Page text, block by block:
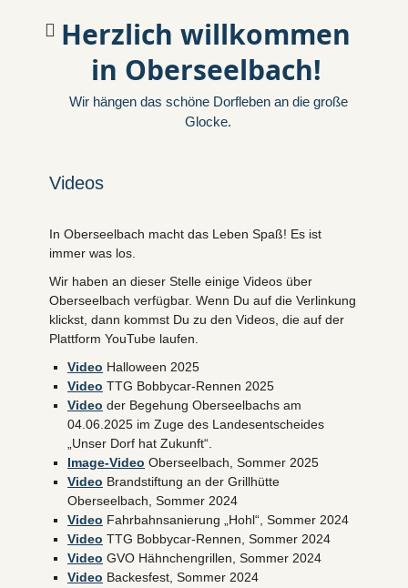
Herzlich willkommen
in Oberseelbach!
Wir hängen das schöne Dorfleben an die große
Glocke.
Videos
In Oberseelbach macht das Leben Spaß! Es ist
immer was los.
Wir haben an dieser Stelle einige Videos über
Oberseelbach verfügbar. Wenn Du auf die Verlinkung
klickst, dann kommst Du zu den Videos, die auf der
Plattform YouTube laufen.
Video Halloween 2025
Video TTG Bobbycar-Rennen 2025
Video der Begehung Oberseelbachs am
04.06.2025 im Zuge des Landesentscheides
„Unser Dorf hat Zukunft“.
Image-Video Oberseelbach, Sommer 2025
Video Brandstiftung an der Grillhütte
Oberseelbach, Sommer 2024
Video Fahrbahnsanierung „Hohl“, Sommer 2024
Video TTG Bobbycar-Rennen, Sommer 2024
Video GVO Hähnchengrillen, Sommer 2024
Video Backesfest, Sommer 2024